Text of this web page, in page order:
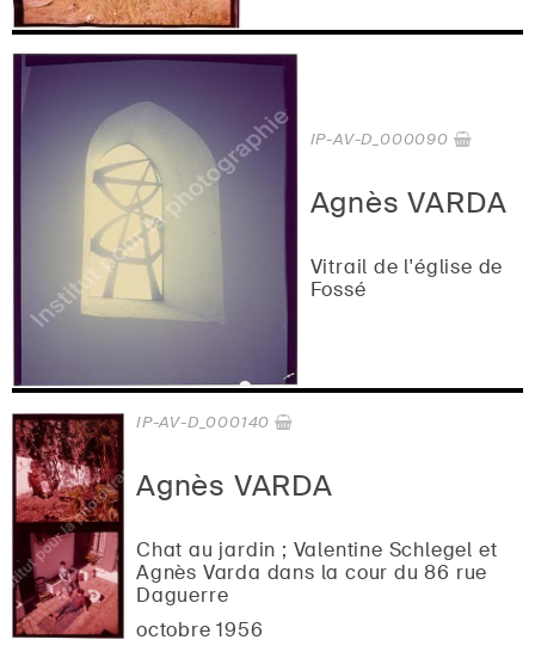
Agnès VARDA
Vitrail de l'église de
Fossé
IP-AV-D_000090
Agnès VARDA
Chat au jardin ; Valentine Schlegel et
Agnès Varda dans la cour du 86 rue
Daguerre
octobre 1956
IP-AV-D_000140